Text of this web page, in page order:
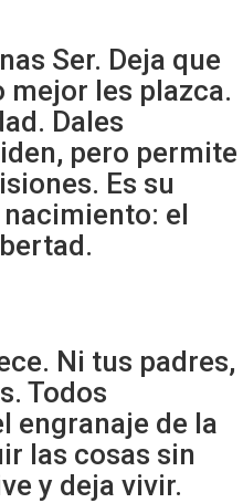
Ser. Deja que
mejor les plazca.
Dales
pero permite
Es su
el
Ni tus padres,
Todos
engranaje de la
las cosas sin
y deja vivir.